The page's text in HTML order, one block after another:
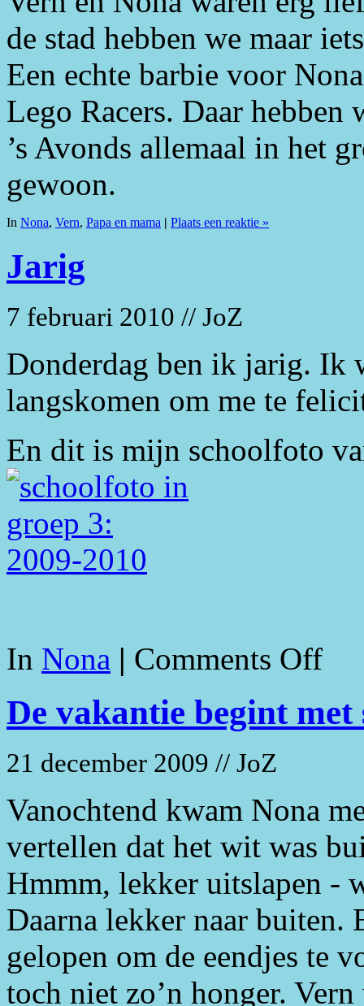
de stad hebben we maar
Een echte barbie voor
Lego Racers. Daar
’s Avonds allemaal in het
gewoon.
In Nona, Vern, Papa en mama | Plaats een reaktie »
Jarig
7 februari 2010 // JoZ
Donderdag ben ik jarig. Ik
langskomen om me te
En dit is mijn schoolfoto
In Nona | Comments Off
De vakantie begint met
21 december 2009 // JoZ
Vanochtend kwam Nona
vertellen dat het wit was
Hmmm, lekker uitslapen -
Daarna lekker naar buiten.
gelopen om de eendjes te
toch niet zo’n honger.